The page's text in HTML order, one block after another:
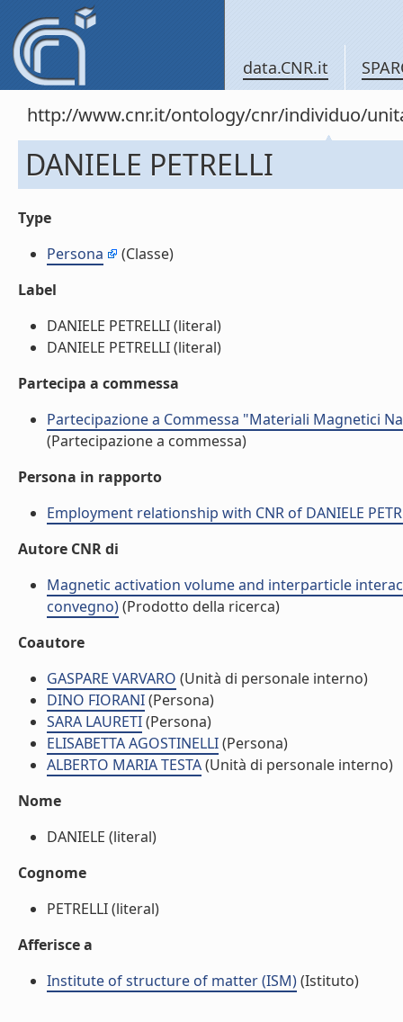
data.CNR.it
http://www.cnr.it/ontology/cnr/individuo/
DANIELE PETRELLI
Type
Persona
(Classe)
Label
DANIELE PETRELLI (literal)
DANIELE PETRELLI (literal)
Partecipa a commessa
Partecipazione a Commessa "Materiali Magnetici
(Partecipazione a commessa)
Persona in rapporto
Employment relationship with CNR of DANIELE
Autore CNR di
Magnetic activation volume and interparticle
convegno)(Prodotto della ricerca)
Coautore
GASPARE VARVARO (Unità di personale interno)
DINO FIORANI(Persona)
SARA LAURETI(Persona)
ELISABETTA AGOSTINELLI(Persona)
ALBERTO MARIA TESTA(Unità di personale interno)
Nome
DANIELE (literal)
Cognome
PETRELLI (literal)
Afferisce a
Institute of structure of matter (ISM)(Istituto)